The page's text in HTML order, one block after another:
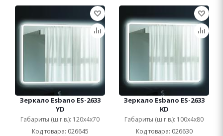
Зеркало Esbano ES-2633
YD
Габариты (ш.г.в.): 120x4x70
Код товара: 026645
Зеркало Esbano ES-2633
KD
Габариты (ш.г.в.): 100x4x80
Код товара: 026630